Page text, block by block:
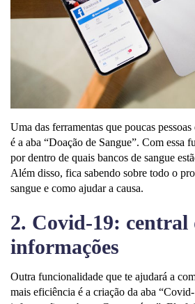
Uma das ferramentas que poucas
é a aba “Doação de Sangue”. Com essa
por dentro de quais bancos de sangue
Além disso, fica sabendo sobre todo o
sangue e como ajudar a causa.
2. Covid-19: central
informações
Outra funcionalidade que te ajudará a
mais eficiência é a criação da aba